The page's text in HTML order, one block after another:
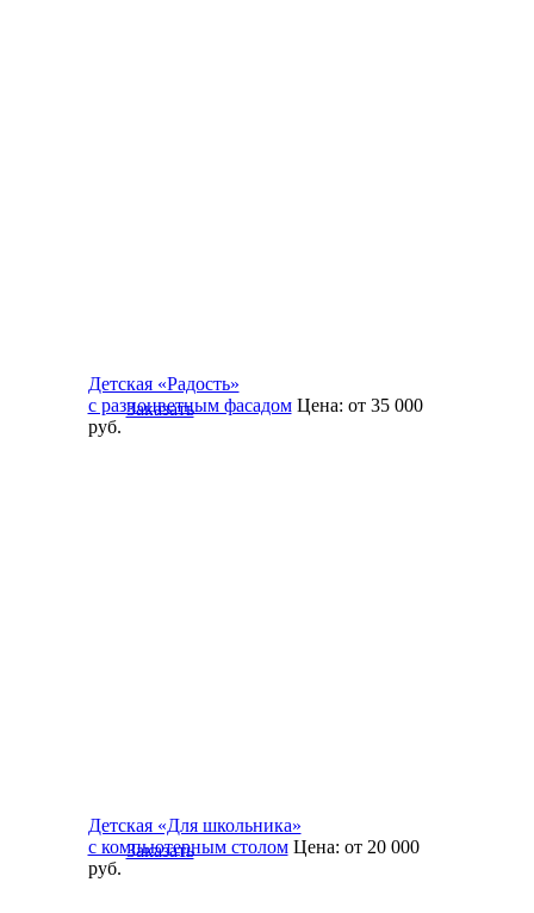
Детская «Радость»
с разноцветным фасадом Цена: от 35 000
руб.
Заказать
Детская «Для школьника»
с компьютерным столом Цена: от 20 000
руб.
Заказать